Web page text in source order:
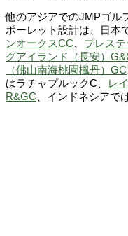
他のアジアでのJMPゴル
ポーレット設計は、日本
ンオークスCC、 プレス
グアイランド（長安）
（佛山南海桃園楓丹）GC
はラチャプルックC、
レ
R&GC、インドネシアで